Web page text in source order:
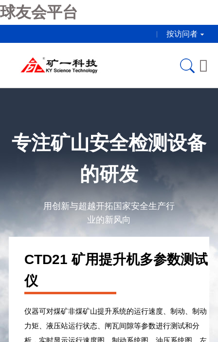
球友会平台
按访问者

专注矿山安全检测设备
的研发
用创新与超越开拓国家安全生产行
业的新风向
CTD21 矿用提升机多参数测试
仪
仪器可对煤矿非煤矿山提升系统的运行速度、制动、制动
力矩、液压站运行状态、闸瓦间隙等参数进行测试和分
析，实时显示运行速度图、制动系统图、油压系统图、左